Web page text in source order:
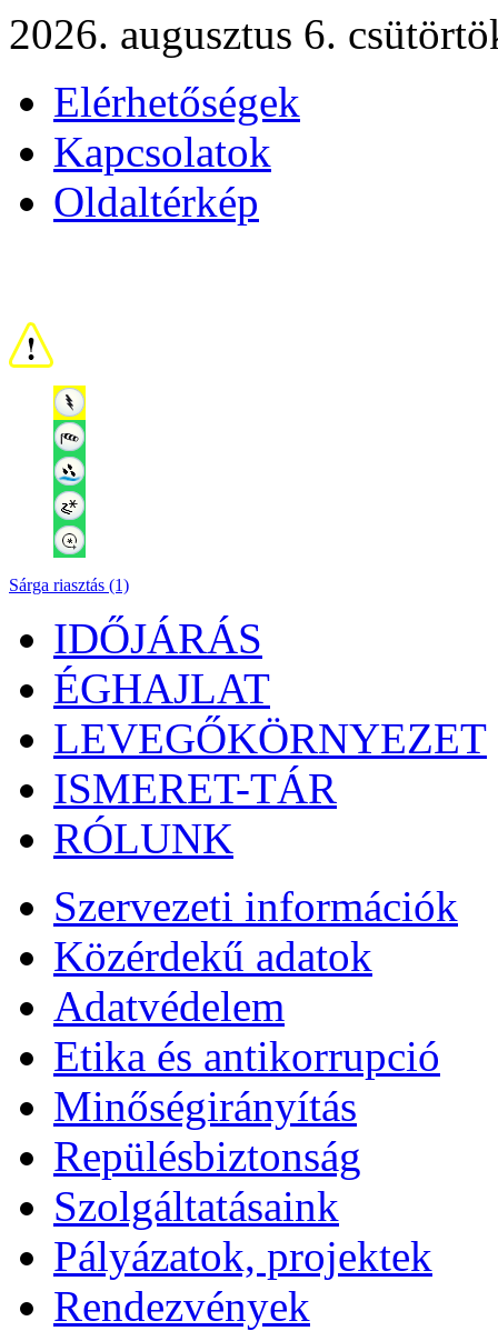
2026. augusztus 6.
Elérhetőségek
Kapcsolatok
Oldaltérkép
Sárga riasztás (1)
IDŐJÁRÁS
ÉGHAJLAT
LEVEGŐKÖRNYEZET
ISMERET-TÁR
RÓLUNK
Szervezeti információk
Közérdekű adatok
Adatvédelem
Etika és antikorrupció
Minőségirányítás
Repülésbiztonság
Szolgáltatásaink
Pályázatok, projektek
Rendezvények